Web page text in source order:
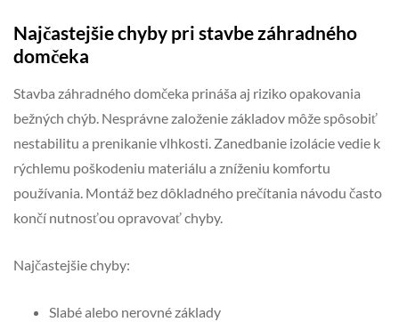
Najčastejšie chyby pri stavbe záhradného
domčeka
Stavba záhradného domčeka prináša aj riziko opakovania
bežných chýb. Nesprávne založenie základov môže spôsobiť
nestabilitu a prenikanie vlhkosti. Zanedbanie izolácie vedie k
rýchlemu poškodeniu materiálu a zníženiu komfortu
používania. Montáž bez dôkladného prečítania návodu často
končí nutnosťou opravovať chyby.
Najčastejšie chyby:
Slabé alebo nerovné základy